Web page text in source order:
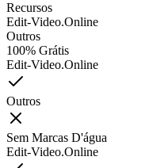
Recursos
Edit-Video.Online
Outros
100% Grátis
Edit-Video.Online
Outros
Sem Marcas D'água
Edit-Video.Online